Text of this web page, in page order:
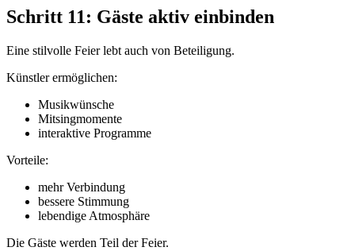
Schritt 11: Gäste aktiv einbinden
Eine stilvolle Feier lebt auch von Beteiligung.
Künstler ermöglichen:
Musikwünsche
Mitsingmomente
interaktive Programme
Vorteile:
mehr Verbindung
bessere Stimmung
lebendige Atmosphäre
Die Gäste werden Teil der Feier.